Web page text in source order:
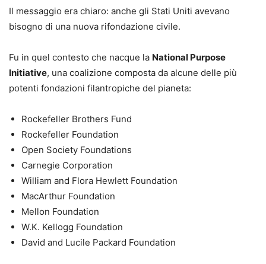
Il messaggio era chiaro: anche gli Stati Uniti avevano
bisogno di una nuova rifondazione civile.
Fu in quel contesto che nacque la National Purpose
Initiative, una coalizione composta da alcune delle più
potenti fondazioni filantropiche del pianeta:
Rockefeller Brothers Fund
Rockefeller Foundation
Open Society Foundations
Carnegie Corporation
William and Flora Hewlett Foundation
MacArthur Foundation
Mellon Foundation
W.K. Kellogg Foundation
David and Lucile Packard Foundation